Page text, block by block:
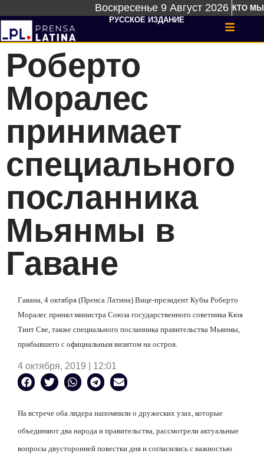
Воскресенье 9 Август 2026 КТО МЫ
РУССКОЕ ИЗДАНИЕ
Роберто
Моралес
принимает
специального
посланника
Мьянмы в
Гаване
Гавана, 4 октября (Пренса Латина) Вице-президент Кубы Роберто
Моралес принял министра Союза государственного советника Кюя
Тинт Све, также специального посланника правительства Мьянмы,
прибывшего с официальным визитом на остров.
4 октября, 2019 | 12:01
На встрече оба лидера напомнили о дружеских узах, которые
объединяют два народа и правительства, рассмотрели актуальные
вопросы двусторонней повестки дня и согласились с важностью